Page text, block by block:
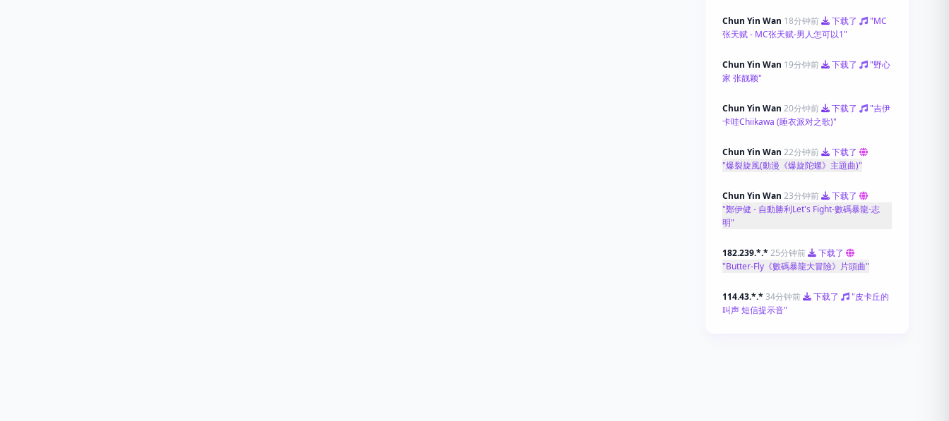
Chun Yin Wan 18分钟前 下载了
"MC
张天赋 - MC张天赋-男人怎可以1"
Chun Yin Wan 19分钟前 下载了
"野心
家 张靓颖"
Chun Yin Wan 20分钟前 下载了
"吉伊
卡哇Chiikawa (睡衣派对之歌)"
Chun Yin Wan 22分钟前
下载了
"爆裂旋風(動漫《爆旋陀螺》主題曲)"
Chun Yin Wan 23分钟前
下载了
"鄭伊健 - 自動勝利Let's Fight-數碼暴龍-志
明"
182.239.*.* 25分钟前
下载了
"Butter-Fly《數碼暴龍大冒險》片頭曲"
114.43.*.* 34分钟前 下载了
"皮卡丘的
叫声 短信提示音"